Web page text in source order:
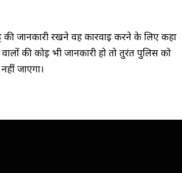
जानकारी रखने वह कार्रवाई करने के लिए कहा
की कोई भी जानकारी हो तो तुरंत पुलिस को
जाएगा।